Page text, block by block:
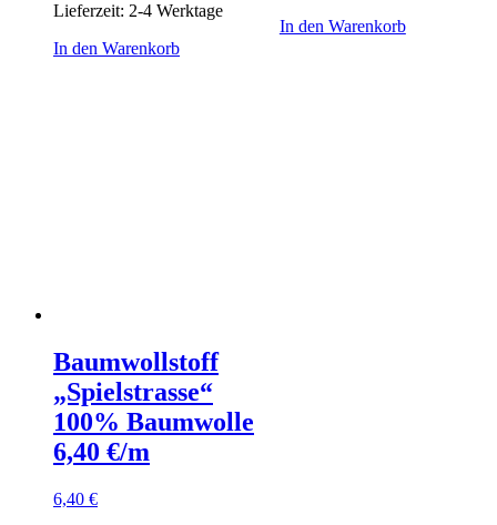
Lieferzeit: 2-4 Werktage
In den Warenkorb
In den Warenkorb
Baumwollstoff
„Spielstrasse“
100% Baumwolle
6,40 €/m
6,40 €